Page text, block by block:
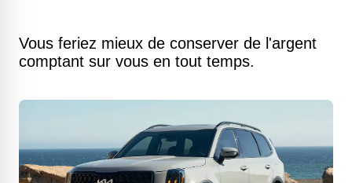
Vous feriez mieux de conserver de l'argent
comptant sur vous en tout temps.